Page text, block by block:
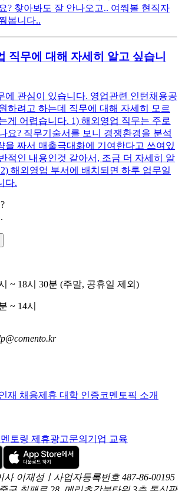
? 찾아봐도 잘 안나오고.. 여쭤볼 현직자
봅니다..
직무에 대해 자세히 알고 싶습니
에 관심이 있습니다. 영업관련 인턴채용공
하려고 하는데 직무에 대해 자세히 모르
게 어렵습니다. 1) 해외영업 직무는 주로
요? 직무기술서를 보니 경쟁환경을 분석
을 짜서 매출극대화에 기여한다고 쓰여있
적인 내용인것 같아서, 조금 더 자세히 알
해외영업 부서에 배치되면 하루 업무일
다.
~ 18시 30분 (주말, 공휴일 제외)
~ 14시
재 채용제휴 대학 인증코멘토픽 소개
멘토링 제휴광고문의 기업 교육
이재성ㅣ사업자등록번호 487-86-00195